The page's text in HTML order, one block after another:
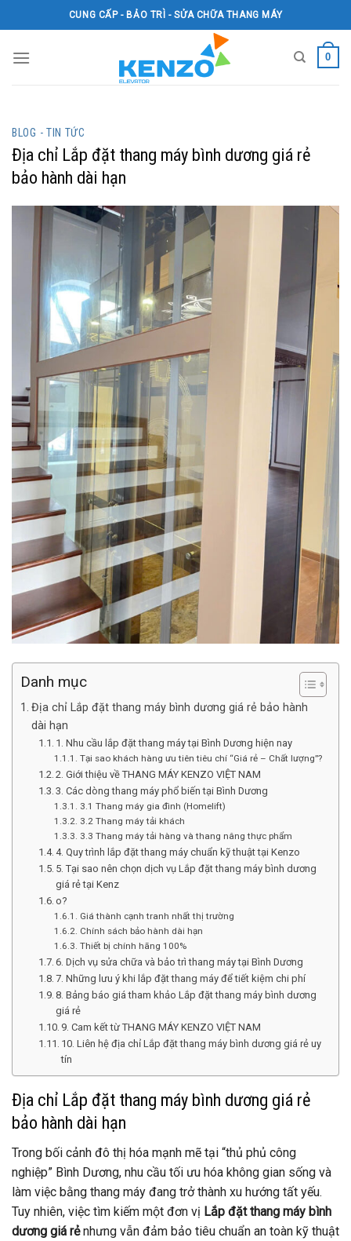
to
CUNG CẤP - BẢO TRÌ - SỬA CHỮA THANG MÁY
0
BLOG - TIN TỨC
Địa chỉ Lắp đặt thang máy bình dương giá rẻ
bảo hành dài hạn
Danh mục
Địa chỉ Lắp đặt thang máy bình dương giá rẻ bảo hành
dài hạn
1. Nhu cầu lắp đặt thang máy tại Bình Dương hiện nay
Tại sao khách hàng ưu tiên tiêu chí “Giá rẻ – Chất lượng”?
2. Giới thiệu về THANG MÁY KENZO VIỆT NAM
3. Các dòng thang máy phổ biến tại Bình Dương
3.1 Thang máy gia đình (Homelift)
3.2 Thang máy tải khách
3.3 Thang máy tải hàng và thang nâng thực phẩm
4. Quy trình lắp đặt thang máy chuẩn kỹ thuật tại Kenzo
5. Tại sao nên chọn dịch vụ Lắp đặt thang máy bình dương
giá rẻ tại Kenz
o?
Giá thành cạnh tranh nhất thị trường
Chính sách bảo hành dài hạn
Thiết bị chính hãng 100%
6. Dịch vụ sửa chữa và bảo trì thang máy tại Bình Dương
7. Những lưu ý khi lắp đặt thang máy để tiết kiệm chi phí
8. Bảng báo giá tham khảo Lắp đặt thang máy bình dương
giá rẻ
9. Cam kết từ THANG MÁY KENZO VIỆT NAM
10. Liên hệ địa chỉ Lắp đặt thang máy bình dương giá rẻ uy
tín
Địa chỉ Lắp đặt thang máy bình dương giá rẻ
bảo hành dài hạn
Trong bối cảnh đô thị hóa mạnh mẽ tại “thủ phủ công
nghiệp” Bình Dương, nhu cầu tối ưu hóa không gian sống và
làm việc bằng thang máy đang trở thành xu hướng tất yếu.
Tuy nhiên, việc tìm kiếm một đơn vị Lắp đặt thang máy bình
dương giá rẻnhưng vẫn đảm bảo tiêu chuẩn an toàn kỹ thuật